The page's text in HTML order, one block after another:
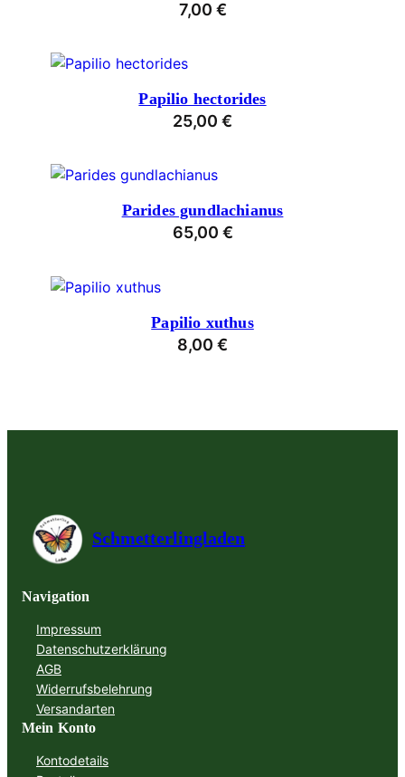
7,00 €
Papilio hectorides
25,00 €
Parides gundlachianus
65,00 €
Papilio xuthus
8,00 €
Schmetterlingladen
Navigation
Impressum
Datenschutzerklärung
AGB
Widerrufsbelehrung
Versandarten
Mein Konto
Kontodetails